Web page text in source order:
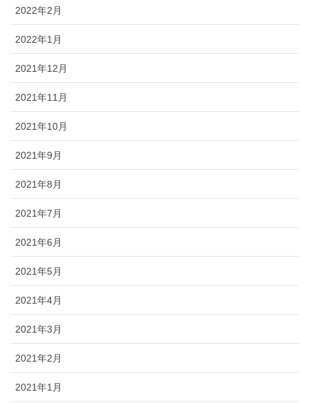
2022年2月
2022年1月
2021年12月
2021年11月
2021年10月
2021年9月
2021年8月
2021年7月
2021年6月
2021年5月
2021年4月
2021年3月
2021年2月
2021年1月